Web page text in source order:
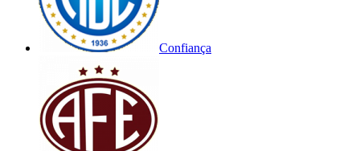
Confiança